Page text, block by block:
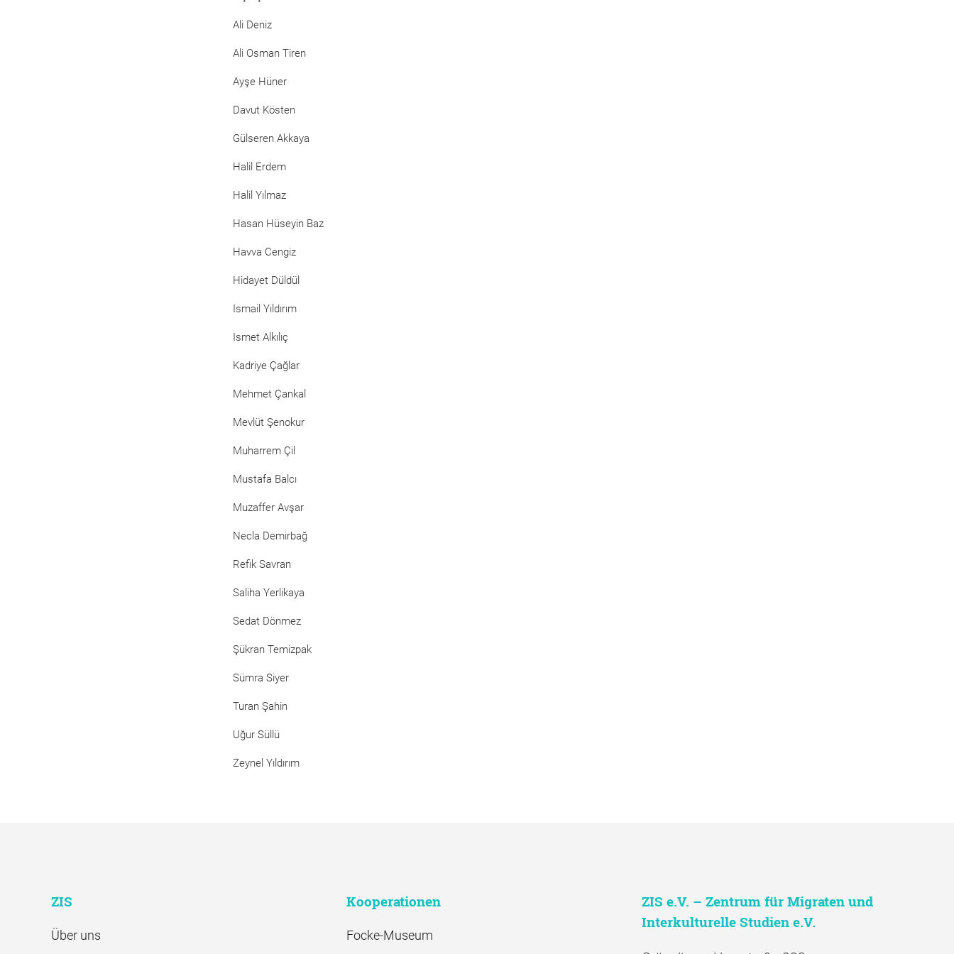
Ali Deniz
Ali Osman Tiren
Ayşe Hüner
Davut Kösten
Gülseren Akkaya
Halil Erdem
Halil Yılmaz
Hasan Hüseyin Baz
Havva Cengiz
Hidayet Düldül
Ismail Yıldırım
Ismet Alkılıç
Kadriye Çağlar
Mehmet Çankal
Mevlüt Şenokur
Muharrem Çil
Mustafa Balcı
Muzaffer Avşar
Necla Demirbağ
Refik Savran
Saliha Yerlikaya
Sedat Dönmez
Şükran Temizpak
Sümra Siyer
Turan Şahin
Uğur Süllü
Zeynel Yıldırım
ZIS
Über uns
Kooperationen
Focke-Museum
ZIS e.V. – Zentrum für Migraten und
Interkulturelle Studien e.V.